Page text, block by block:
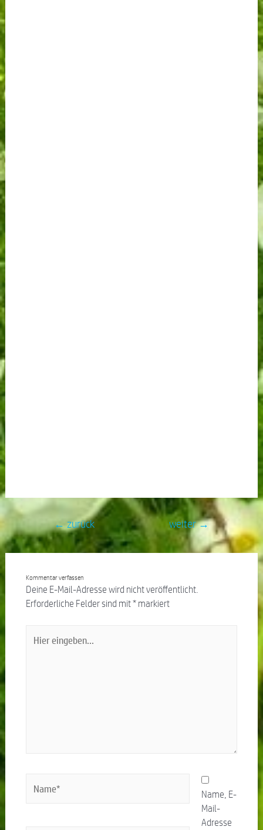
← zurück weiter→
Kommentar verfassen
Deine E-Mail-Adresse wird nicht veröffentlicht.
Erforderliche Felder sind mit*markiert
Name, E-
Mail-
Adresse